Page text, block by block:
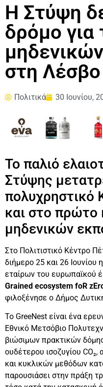
Η Στύψη
δρόμο για
στη Λέσβο
Πολιτικά 30 Ιουνίου,
Το παλιό
Στύψης
πολυχρηστικό
και στο πρώτο
μηδενικών
Στο Πολιτιστικό Κέντρο
διήμερο 25 και 26 Ιουνίου
εταίρων του ευρωπαϊκού
Grained ecosystem foR
φιλοξένησε ο Δήμος
Το GreeNest είναι ένα
Εθνικό Μετσόβιο
βιώσιμων πρακτικών
ουδέτερου ισοζυγίου
και κυκλικών μεθόδων
παρουσιάσει στην πράξη